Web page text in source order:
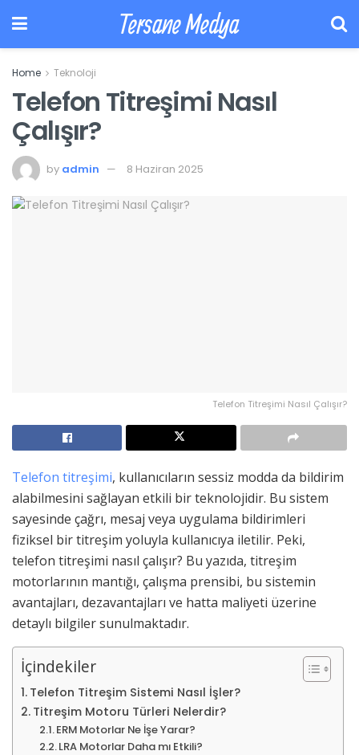
Tersane Medya
Home Teknoloji
Telefon Titreşimi Nasıl
Çalışır?
by admin 8 Haziran 2025
Telefon Titreşimi Nasıl Çalışır?
Telefon titreşimi, kullanıcıların sessiz modda da bildirim
alabilmesini sağlayan etkili bir teknolojidir. Bu sistem
sayesinde çağrı, mesaj veya uygulama bildirimleri
fiziksel bir titreşim yoluyla kullanıcıya iletilir. Peki,
telefon titreşimi nasıl çalışır? Bu yazıda, titreşim
motorlarının mantığı, çalışma prensibi, bu sistemin
avantajları, dezavantajları ve hatta maliyeti üzerine
detaylı bilgiler sunulmaktadır.
İçindekiler
Telefon Titreşim Sistemi Nasıl İşler?
Titreşim Motoru Türleri Nelerdir?
ERM Motorlar Ne İşe Yarar?
LRA Motorlar Daha mı Etkili?